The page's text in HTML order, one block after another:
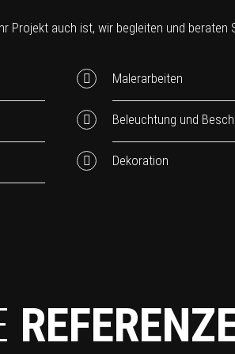
Projekt auch ist, wir begleiten und beraten
Malerarbeiten
Beleuchtung und
Dekoration